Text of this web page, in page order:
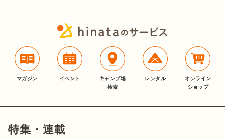
マガジン イベント
キャンプ場
検索
レンタル
オンライン
ショップ
特集・連載